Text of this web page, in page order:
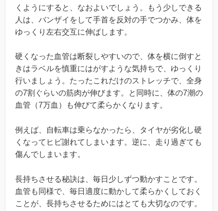
くようにすると、なおよいでしょう。もう少しできる
人は、バンザイをして手首を反対の手でつかみ、体を
ゆっくり左右交互に伸ばします。
硬くなった血管は断裂しやすいので、体を横に倒すと
きはラベルを慎重にはがすような気持ちで、ゆっくり
行いましょう。たったこれだけのストレッチで、全身
の7割ぐらいの筋肉が伸びます。と同時に、体の7潮の
血管（7万血）も伸びて柔らかくなります。
例えば、自転車は乗らなかったら、タイヤが劣化し硬
くなってヒビ謝れてしまいます。逆に、走り過ぎても
傷んでしまいます。
長持ちさせる秘訣は、毎日少しずつ動かすことです。
血管も同様で、毎日適度に動かして柔らかくしておく
ことが、長持ちさせるためにはとても大切なのです。